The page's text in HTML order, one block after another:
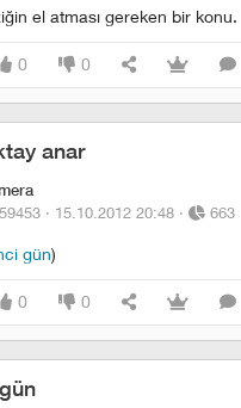
el atması gereken bir konu.
0 0
anar
· 15.10.2012 20:48 · 663
gün)
0 0